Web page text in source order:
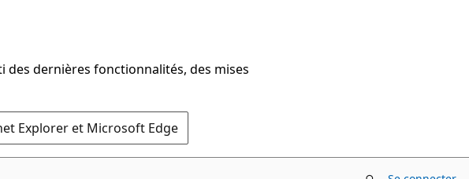
dernières fonctionnalités, des mises
Explorer et Microsoft Edge